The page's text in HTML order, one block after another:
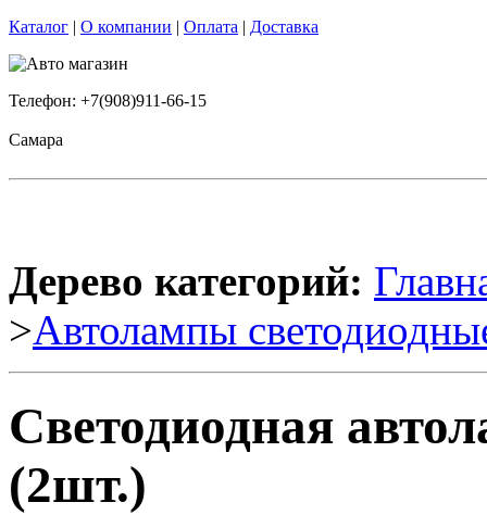
Каталог | О компании | Оплата | Доставка
Телефон: +7(908)911-66-15
Самара
Дерево категорий:
>Автолампы
Светодиодная
(2шт.)